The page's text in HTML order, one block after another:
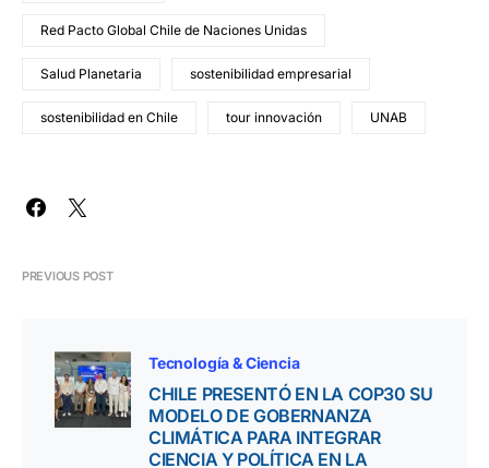
Red Pacto Global Chile de Naciones Unidas
Salud Planetaria sostenibilidad empresarial
sostenibilidad en Chile tour innovación UNAB
PREVIOUS POST
Tecnología & Ciencia
CHILE PRESENTÓ EN LA COP30 SU
MODELO DE GOBERNANZA
CLIMÁTICA PARA INTEGRAR
CIENCIA Y POLÍTICA EN LA